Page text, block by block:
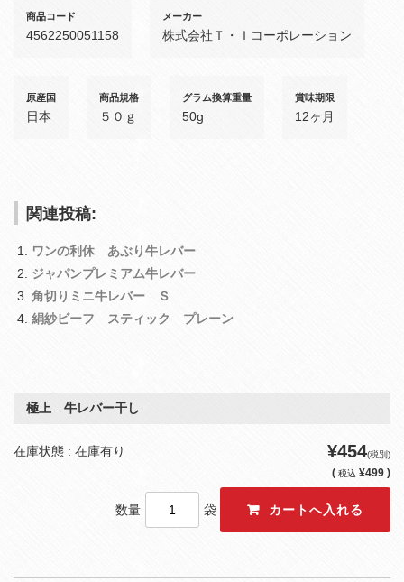
商品コード
4562250051158
メーカー
株式会社Ｔ・Ｉコーポレーション
原産国
日本
商品規格
５０ｇ
グラム換算重量
50g
賞味期限
12ヶ月
関連投稿:
ワンの利休 あぶり牛レバー
ジャパンプレミアム牛レバー
角切りミニ牛レバー Ｓ
絹紗ビーフ スティック プレーン
極上 牛レバー干し
在庫状態 : 在庫有り ¥454(税別)
( 税込 ¥499 )
数量 袋